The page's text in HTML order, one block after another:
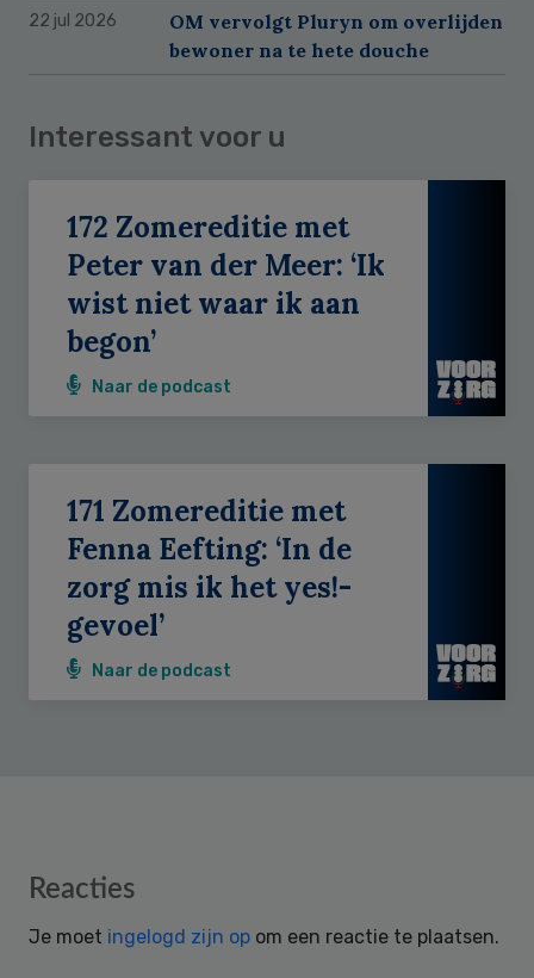
22 jul 2026
OM vervolgt Pluryn om overlijden
bewoner na te hete douche
Interessant voor u
172 Zomereditie met
Peter van der Meer: ‘Ik
wist niet waar ik aan
begon’
Naar de podcast
171 Zomereditie met
Fenna Eefting: ‘In de
zorg mis ik het yes!-
gevoel’
Naar de podcast
Reader
Reacties
Je moet ingelogd zijn op om een reactie te plaatsen.